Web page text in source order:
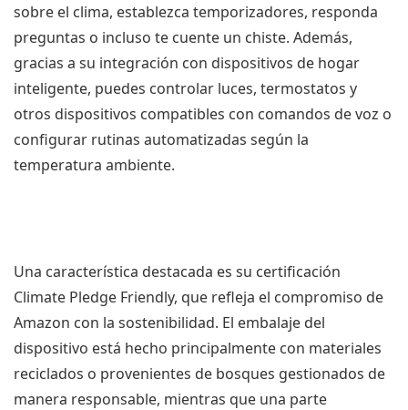
sobre el clima, establezca temporizadores, responda
preguntas o incluso te cuente un chiste. Además,
gracias a su integración con dispositivos de hogar
inteligente, puedes controlar luces, termostatos y
otros dispositivos compatibles con comandos de voz o
configurar rutinas automatizadas según la
temperatura ambiente.
Una característica destacada es su certificación
Climate Pledge Friendly, que refleja el compromiso de
Amazon con la sostenibilidad. El embalaje del
dispositivo está hecho principalmente con materiales
reciclados o provenientes de bosques gestionados de
manera responsable, mientras que una parte